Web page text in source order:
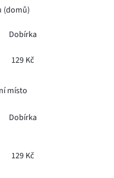
(domů)
Dobírka
129 Kč
místo
Dobírka
129 Kč